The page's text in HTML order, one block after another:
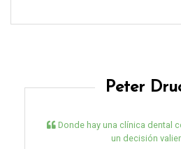
Peter
Donde hay una clínica dental
un decisión